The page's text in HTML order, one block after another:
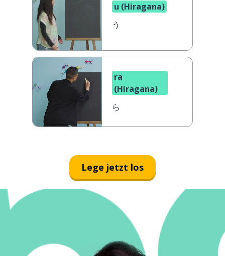
u (Hiragana)
う
ra
(Hiragana)
ら
Lege jetzt los